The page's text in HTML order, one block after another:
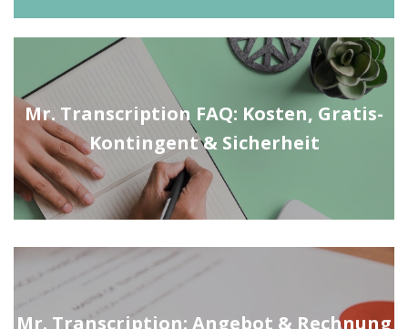
Mr. Transcription FAQ: Kosten, Gratis-
Kontingent & Sicherheit
Mr. Transcription: Angebot & Rechnung